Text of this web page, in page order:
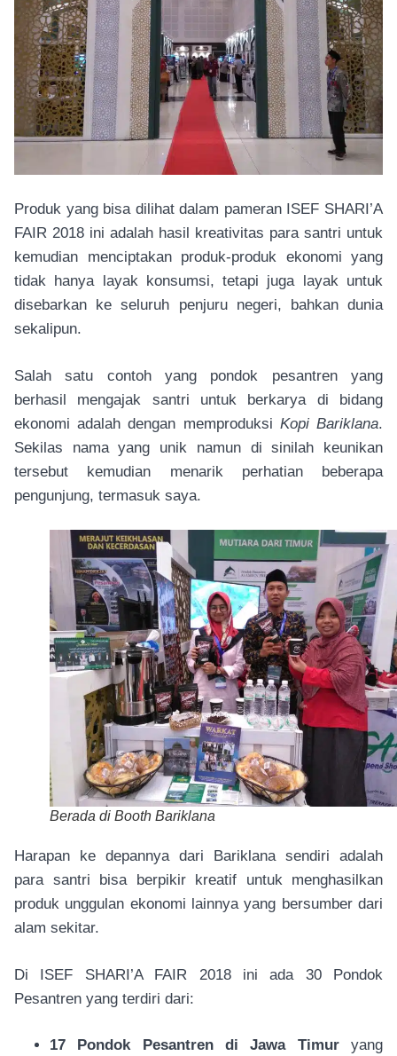
Produk yang bisa dilihat dalam pameran ISEF SHARI’A
FAIR 2018 ini adalah hasil kreativitas para santri untuk
kemudian menciptakan produk-produk ekonomi yang
tidak hanya layak konsumsi, tetapi juga layak untuk
disebarkan ke seluruh penjuru negeri, bahkan dunia
sekalipun.
Salah satu contoh yang pondok pesantren yang
berhasil mengajak santri untuk berkarya di bidang
ekonomi adalah dengan memproduksi Kopi Bariklana.
Sekilas nama yang unik namun di sinilah keunikan
tersebut kemudian menarik perhatian beberapa
pengunjung, termasuk saya.
Berada di Booth Bariklana
Harapan ke depannya dari Bariklana sendiri adalah
para santri bisa berpikir kreatif untuk menghasilkan
produk unggulan ekonomi lainnya yang bersumber dari
alam sekitar.
Di ISEF SHARI’A FAIR 2018 ini ada 30 Pondok
Pesantren yang terdiri dari:
17 Pondok Pesantren di Jawa Timuryang